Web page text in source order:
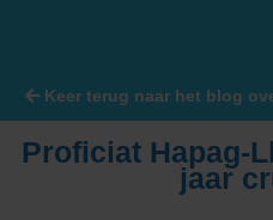
Keer terug naar het blog
Proficiat Hapag-
jaar